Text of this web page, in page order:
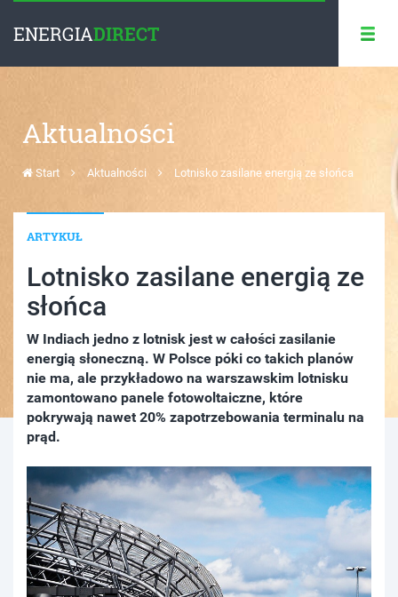
ENERGIADIRECT
Aktualności
Start Aktualności Lotnisko zasilane energią ze słońca
ARTYKUŁ
Lotnisko zasilane energią ze
słońca
W Indiach jedno z lotnisk jest w całości zasilanie
energią słoneczną. W Polsce póki co takich planów
nie ma, ale przykładowo na warszawskim lotnisku
zamontowano panele fotowoltaiczne, które
pokrywają nawet 20% zapotrzebowania terminalu na
prąd.